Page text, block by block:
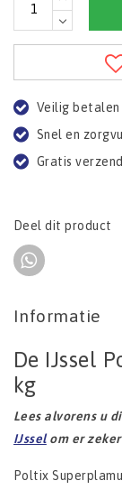
Veilig
Snel en
Gratis
Deel dit product
Informatie
De IJssel
kg
Lees alvorens u
IJssel om er
Poltix